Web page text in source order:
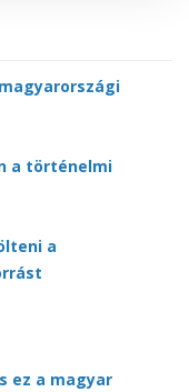
a történelmi
a
ez a magyar